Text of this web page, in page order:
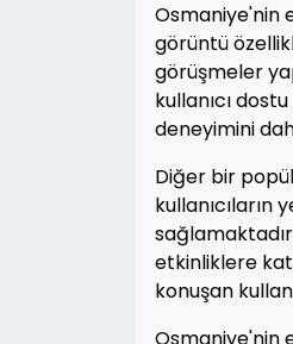
Osmaniye'nin
görüntü
görüşmeler
kullanıcı
deneyimini
Diğer bir
kullanıcıların
etkinliklere
konuşan